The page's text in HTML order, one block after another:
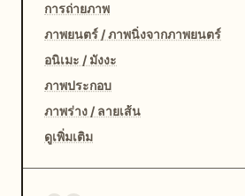
การถ่ายภาพ
ภาพยนตร์ / ภาพนิ่งจากภาพยนตร์
อนิเมะ / มังงะ
ภาพประกอบ
ภาพร่าง / ลายเส้น
ดูเพิ่มเติม